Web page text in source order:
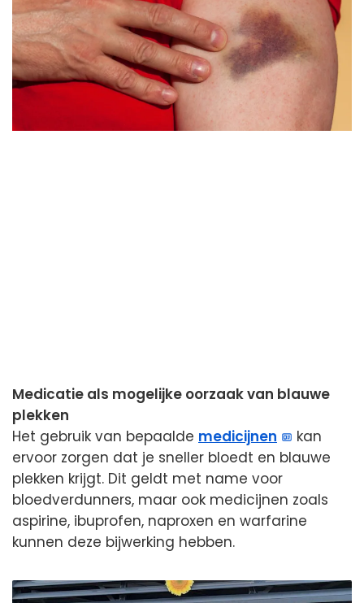
Medicatie als mogelijke oorzaak van blauwe
plekken
Het gebruik van bepaalde medicijnen
kan
ervoor zorgen dat je sneller bloedt en blauwe
plekken krijgt. Dit geldt met name voor
bloedverdunners, maar ook medicijnen zoals
aspirine, ibuprofen, naproxen en warfarine
kunnen deze bijwerking hebben.